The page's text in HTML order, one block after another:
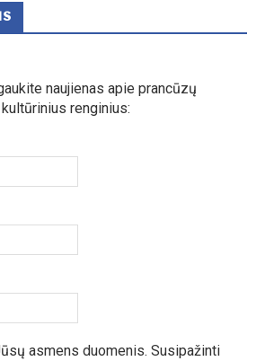
naujienas apie prancūzų
renginius:
asmens duomenis. Susipažinti